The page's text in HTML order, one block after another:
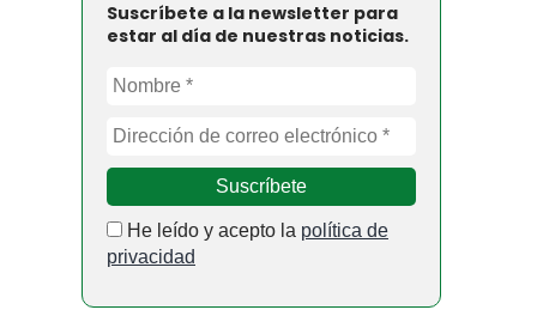
Suscríbete a la newsletter para
estar al día de nuestras noticias.
He leído y acepto la política de
privacidad